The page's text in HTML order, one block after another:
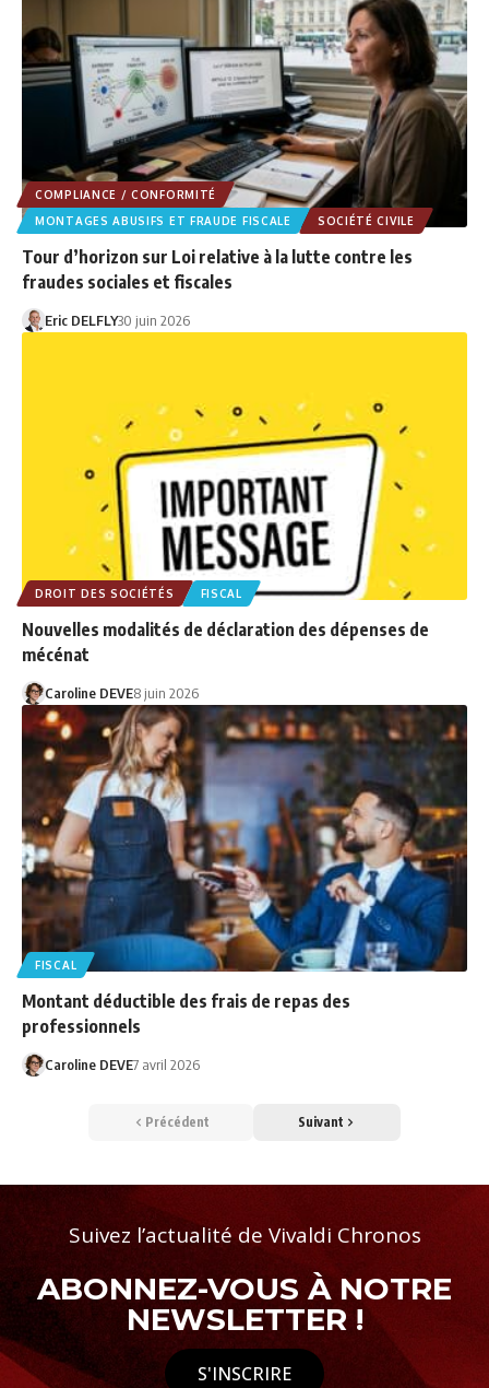
COMPLIANCE / CONFORMITÉ
MONTAGES ABUSIFS ET FRAUDE FISCALE
SOCIÉTÉ CIVILE
Tour d’horizon sur Loi relative à la lutte contre les
fraudes sociales et fiscales
Eric DELFLY30 juin 2026
DROIT DES SOCIÉTÉS FISCAL
Nouvelles modalités de déclaration des dépenses de
mécénat
Caroline DEVE8 juin 2026
FISCAL
Montant déductible des frais de repas des
professionnels
Caroline DEVE7 avril 2026
Précédent Suivant
Suivez l’actualité de Vivaldi Chronos
ABONNEZ-VOUS À NOTRE
NEWSLETTER !
S'INSCRIRE